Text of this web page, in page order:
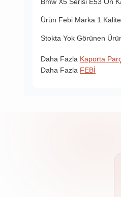
Ürün Febi Marka
Stokta Yok Görünen
Daha Fazla Kaporta
Daha Fazla FEBİ